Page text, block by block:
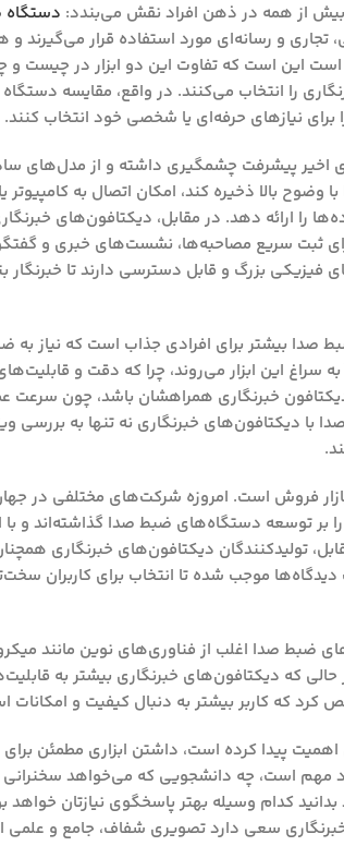
بیش از همه در ذهن افراد نقش می‌بندد:
و رسانه‌ای مورد استفاده قرار می‌گیرند و
این است که تفاوت این دو ابزار در چیست و
را انتخاب می‌کنند. در واقع، مقایسه
نیازهای حرفه‌ای یا شخصی خود انتخاب کنند.
پیشرفت چشمگیری داشته و از مدل‌های
وضوح بالا ذخیره کند، امکان اتصال به کامپیوتر
را ارائه دهد. در مقابل، دیکتافون‌های
ثبت سریع مصاحبه‌ها، نشست‌های خبری و
فیزیکی بزرگ و قابل دسترسی دارند تا
صدا بیشتر برای افرادی جذاب است که نیاز به
سراغ این ابزار می‌روند، چرا که دقت و
خبرنگاری همراهشان باشد، چون سرعت
با دیکتافون‌های خبرنگاری نه تنها به بررسی
فروش است. امروزه شرکت‌های مختلفی در
بر توسعه دستگاه‌های ضبط صدا گذاشته‌اند و با
تولیدکنندگان دیکتافون‌های خبرنگاری
موجب شده تا انتخاب برای کاربران
ضبط صدا اغلب از فناوری‌های نوین مانند
که دیکتافون‌های خبرنگاری بیشتر به
کرد که کاربر بیشتر به دنبال کیفیت و
پیدا کرده است، داشتن ابزاری مطمئن
است، چه دانشجویی که می‌خواهد سخنرانی
کدام وسیله بهتر پاسخگوی نیازتان
سعی دارد تصویری شفاف، جامع و علمی